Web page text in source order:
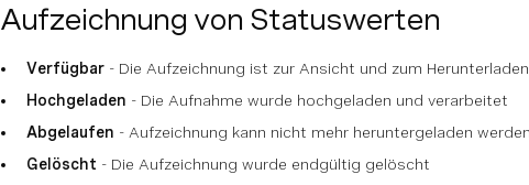
Aufzeichnung von Statuswerten
Verfügbar - Die Aufzeichnung ist zur Ansicht und zum
Hochgeladen - Die Aufnahme wurde hochgeladen und verarbeitet
Abgelaufen - Aufzeichnung kann nicht mehr heruntergeladen
Gelöscht - Die Aufzeichnung wurde endgültig gelöscht